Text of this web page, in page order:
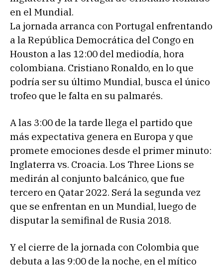
en el Mundial.
La jornada arranca con Portugal enfrentando
a la República Democrática del Congo en
Houston a las 12:00 del mediodía, hora
colombiana. Cristiano Ronaldo, en lo que
podría ser su último Mundial, busca el único
trofeo que le falta en su palmarés.
A las 3:00 de la tarde llega el partido que
más expectativa genera en Europa y que
promete emociones desde el primer minuto:
Inglaterra vs. Croacia. Los Three Lions se
medirán al conjunto balcánico, que fue
tercero en Qatar 2022. Será la segunda vez
que se enfrentan en un Mundial, luego de
disputar la semifinal de Rusia 2018.
Y el cierre de la jornada con Colombia que
debuta a las 9:00 de la noche, en el mítico